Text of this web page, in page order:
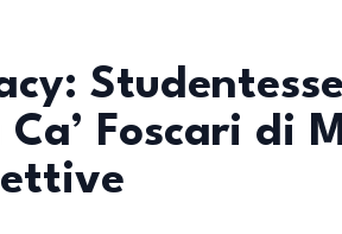
Foscari di